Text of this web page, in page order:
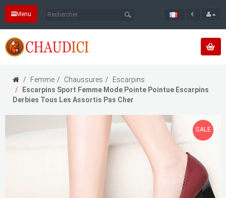
Menu €
Femme Chaussures
Escarpins
Escarpins Sport Femme Mode Pointe Pointue Escarpins
Derbies Tous Les Assortis Pas Cher
SALE